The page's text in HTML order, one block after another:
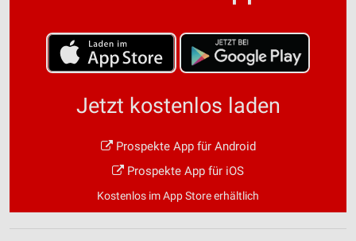
Jetzt kostenlos laden
Prospekte App für Android
Prospekte App für iOS
Kostenlos im App Store erhältlich